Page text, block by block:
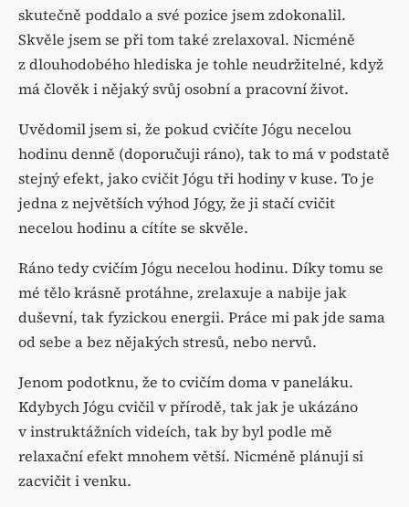
skutečně poddalo a své pozice jsem zdokonalil.
Skvěle jsem se při tom také zrelaxoval. Nicméně
z dlouhodobého hlediska je tohle neudržitelné, když
má člověk i nějaký svůj osobní a pracovní život.
Uvědomil jsem si, že pokud cvičíte Jógu necelou
hodinu denně (doporučuji ráno), tak to má v podstatě
stejný efekt, jako cvičit Jógu tři hodiny v kuse. To je
jedna z největších výhod Jógy, že ji stačí cvičit
necelou hodinu a cítíte se skvěle.
Ráno tedy cvičím Jógu necelou hodinu. Díky tomu se
mé tělo krásně protáhne, zrelaxuje a nabije jak
duševní, tak fyzickou energii. Práce mi pak jde sama
od sebe a bez nějakých stresů, nebo nervů.
Jenom podotknu, že to cvičím doma v paneláku.
Kdybych Jógu cvičil v přírodě, tak jak je ukázáno
v instruktážních videích, tak by byl podle mě
relaxační efekt mnohem větší. Nicméně plánuji si
zacvičit i venku.